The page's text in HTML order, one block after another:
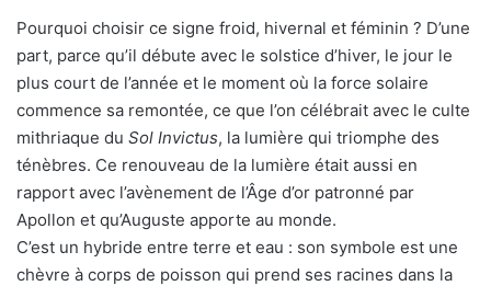
Pourquoi choisir ce signe froid, hivernal et féminin ? D’une
part, parce qu’il débute avec le solstice d’hiver, le jour le
plus court de l’année et le moment où la force solaire
commence sa remontée, ce que l’on célébrait avec le culte
mithriaque du Sol Invictus, la lumière qui triomphe des
ténèbres. Ce renouveau de la lumière était aussi en
rapport avec l’avènement de l’Âge d’or patronné par
Apollon et qu’Auguste apporte au monde.
C’est un hybride entre terre et eau : son symbole est une
chèvre à corps de poisson qui prend ses racines dans la